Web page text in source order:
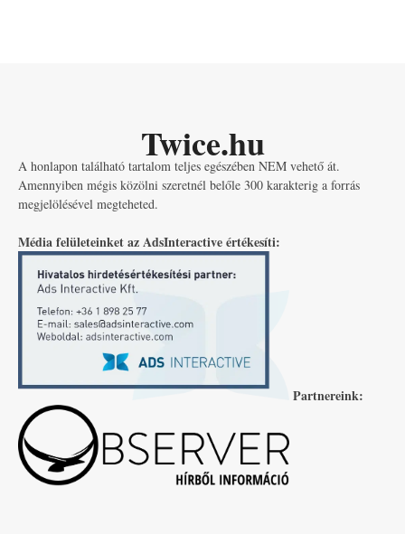
Twice.hu
A honlapon található tartalom teljes egészében NEM vehető át.
Amennyiben mégis közölni szeretnél belőle 300 karakterig a forrás
megjelölésével megteheted.
Média felületeinket az AdsInteractive értékesíti:
Partnereink: